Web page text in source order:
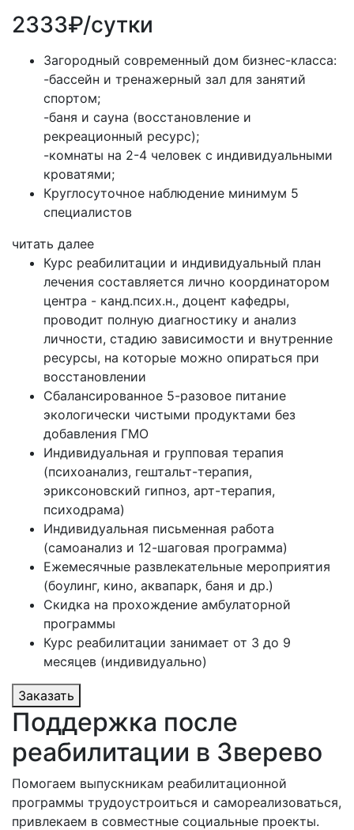
2333₽/сутки
Загородный современный дом бизнес-класса:
-бассейн и тренажерный зал для занятий
спортом;
-баня и сауна (восстановление и
рекреационный ресурс);
-комнаты на 2-4 человек с индивидуальными
кроватями;
Круглосуточное наблюдение минимум 5
специалистов
читать далее
Курс реабилитации и индивидуальный план
лечения составляется лично координатором
центра - канд.псих.н., доцент кафедры,
проводит полную диагностику и анализ
личности, стадию зависимости и внутренние
ресурсы, на которые можно опираться при
восстановлении
Сбалансированное 5-разовое питание
экологически чистыми продуктами без
добавления ГМО
Индивидуальная и групповая терапия
(психоанализ, гештальт-терапия,
эриксоновский гипноз, арт-терапия,
психодрама)
Индивидуальная письменная работа
(самоанализ и 12-шаговая программа)
Ежемесячные развлекательные мероприятия
(боулинг, кино, аквапарк, баня и др.)
Скидка на прохождение амбулаторной
программы
Курс реабилитации занимает от 3 до 9
месяцев (индивидуально)
Заказать
Поддержка после
реабилитации в Зверево
Помогаем выпускникам реабилитационной
программы трудоустроиться и самореализоваться,
привлекаем в совместные социальные проекты.